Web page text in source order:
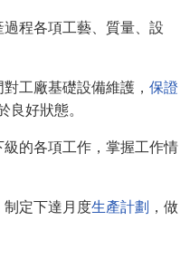
程各項工藝、質量、設
工廠基礎設備維護， 保證
良好狀態。
的各項工作，掌握工作情
定下達月度生產計劃 ，做